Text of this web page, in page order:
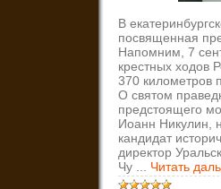
В
посвященная
Напомним, 7
крестных ходов
370 километров
О святом
предстоящего
Иоанн Никулин,
кандидат
директор
Чу
Читать